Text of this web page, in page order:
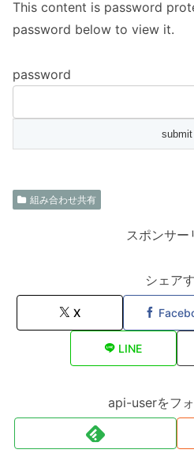
This content is password
password below to view it.
password
組み合わせ共有
スポンサー
シェア
X
LINE
api-userをフ